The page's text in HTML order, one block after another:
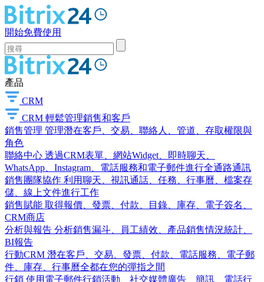
開始免費使用
產品
CRM
CRM 輕鬆管理銷售和客戶
銷售管理 管理潛在客戶、交易、聯絡人、管道、存取權限與
角色
聯絡中心 透過CRM表單、網站Widget、即時聊天、
WhatsApp、Instagram、電話服務和電子郵件進行全通路通訊
銷售團隊協作 利用聊天、視訊通話、任務、行事曆、檔案存
儲、線上文件進行工作
銷售賦能 取得報價、發票、付款、目錄、庫存、電子簽名、
CRM商店
分析與報告 分析銷售漏斗、員工績效、產品銷售情況統計、
BI報告
行動CRM 潛在客戶、交易、發票、付款、電話服務、電子郵
件、庫存、行事曆全都在您的彈指之間
行銷 使用電子郵件行銷活動、社交媒體廣告、簡訊、電話行